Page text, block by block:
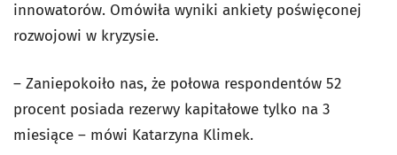
innowatorów. Omówiła wyniki ankiety poświęconej
rozwojowi w kryzysie.
– Zaniepokoiło nas, że połowa respondentów 52
procent posiada rezerwy kapitałowe tylko na 3
miesiące – mówi Katarzyna Klimek.